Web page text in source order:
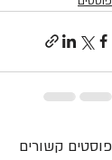
פוסטים קשורים